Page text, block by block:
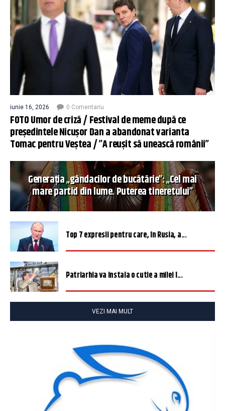
iunie 16, 2026 0 Comentariu
FOTO Umor de criză / Festival de meme după ce
președintele Nicușor Dan a abandonat varianta
Tomac pentru Veștea / ”A reușit să unească românii”
Generația „gândacilor de bucătărie”: „Cel mai
mare partid din lume. Puterea tineretului”
Top 7 expresii pentru care, în Rusia, a...
Patriarhia va instala o cutie a milei î...
VEZI MAI MULT